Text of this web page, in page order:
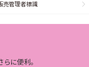
売管理者標識
に便利。